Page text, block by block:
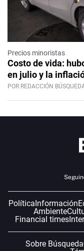
Precios minoristas
Costo de vida:
en julio y la
POR REDACCIÓN
PolíticaInformación
Ambiente
Financial times
Sobre Búsqueda